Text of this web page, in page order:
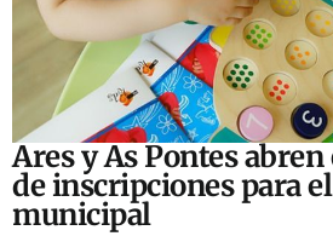
Ares y As Pontes
de inscripciones para
municipal